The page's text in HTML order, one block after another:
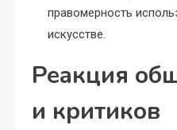
правомерность
искусстве.
Реакция
и критиков